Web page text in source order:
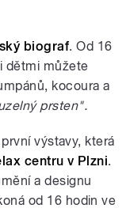
biograf. Od 16
dětmi můžete
kocoura a
prsten".
výstavy, která
centru v Plzni.
a designu
od 16 hodin ve